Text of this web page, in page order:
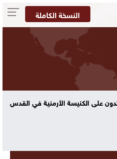
النسخة الكاملة
على الكنيسة الأرمنية في القدس